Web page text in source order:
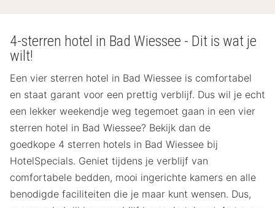
4-sterren hotel in Bad Wiessee - Dit is wat je
wilt!
Een vier sterren hotel in Bad Wiessee is comfortabel
en staat garant voor een prettig verblijf. Dus wil je echt
een lekker weekendje weg tegemoet gaan in een vier
sterren hotel in Bad Wiessee? Bekijk dan de
goedkope 4 sterren hotels in Bad Wiessee bij
HotelSpecials. Geniet tijdens je verblijf van
comfortabele bedden, mooi ingerichte kamers en alle
benodigde faciliteiten die je maar kunt wensen. Dus,